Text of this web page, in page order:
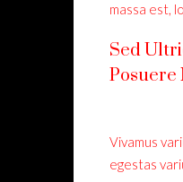
massa est,
Sed
Posuere
Vivamus
egestas